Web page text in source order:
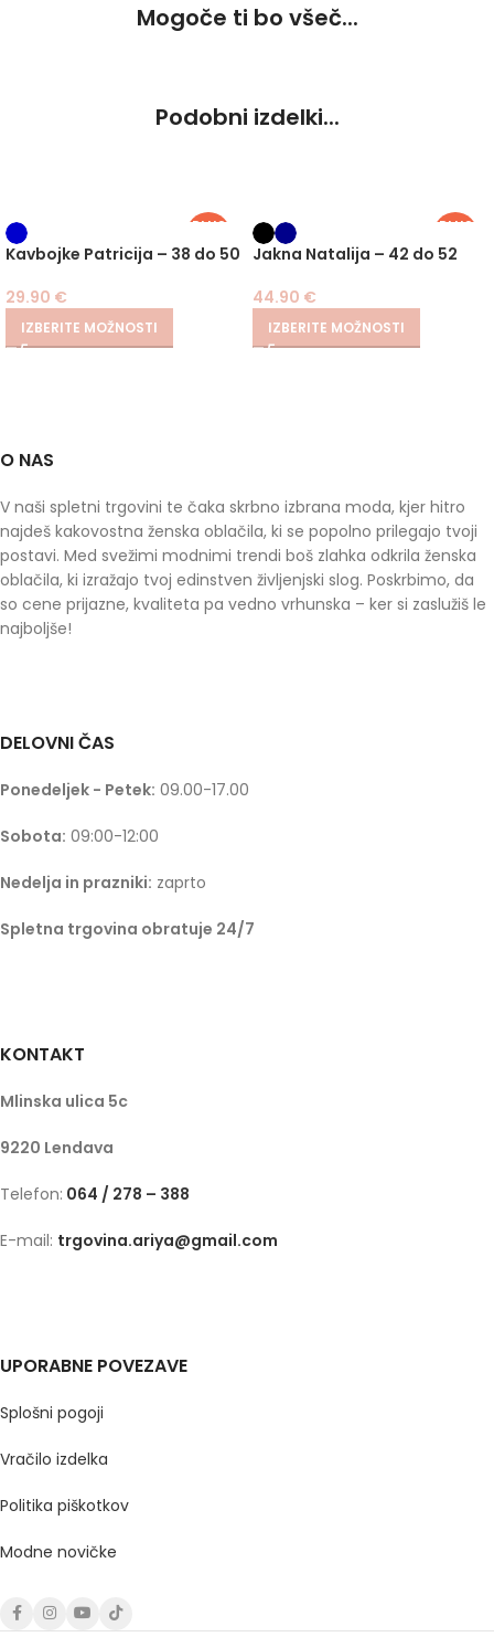
Mogoče ti bo všeč...
Podobni izdelki...
PLUS
Kavbojke Patricija – 38 do 50
29.90 €
IZBERITE MOŽNOSTI
PLUS
Jakna Natalija – 42 do 52
44.90 €
IZBERITE MOŽNOSTI
O NAS
V naši spletni trgovini te čaka skrbno izbrana moda, kjer hitro
najdeš kakovostna ženska oblačila, ki se popolno prilegajo tvoji
postavi. Med svežimi modnimi trendi boš zlahka odkrila ženska
oblačila, ki izražajo tvoj edinstven življenjski slog. Poskrbimo, da
so cene prijazne, kvaliteta pa vedno vrhunska – ker si zaslužiš le
najboljše!
DELOVNI ČAS
Ponedeljek - Petek: 09.00-17.00
Sobota: 09:00-12:00
Nedelja in prazniki: zaprto
Spletna trgovina obratuje 24/7
KONTAKT
Mlinska ulica 5c
9220 Lendava
Telefon: 064 / 278 – 388
E-mail: trgovina.ariya@gmail.com
UPORABNE POVEZAVE
Splošni pogoji
Vračilo izdelka
Politika piškotkov
Modne novičke